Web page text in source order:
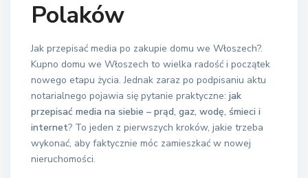
Polaków
Jak przepisać media po zakupie domu we Włoszech?.
Kupno domu we Włoszech to wielka radość i początek
nowego etapu życia. Jednak zaraz po podpisaniu aktu
notarialnego pojawia się pytanie praktyczne: jak
przepisać media na siebie – prąd, gaz, wodę, śmieci i
internet? To jeden z pierwszych kroków, jakie trzeba
wykonać, aby faktycznie móc zamieszkać w nowej
nieruchomości.